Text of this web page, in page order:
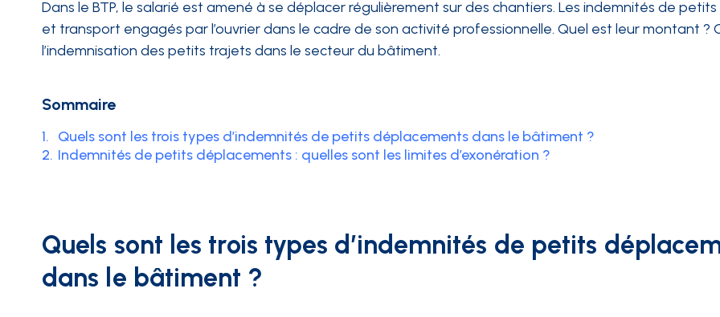
INTÉGRATIONS
Dans le BTP, le salarié est amené à se déplacer régulièrement sur des chantiers. Les indemnités de
et transport engagés par l’ouvrier dans le cadre de son activité professionnelle. Quel est leur montant
l’indemnisation des petits trajets dans le secteur du bâtiment.
Sommaire
1. Quels sont les trois types d’indemnités de petits déplacements dans le bâtiment ?
2. Indemnités de petits déplacements : quelles sont les limites d’exonération ?
Quels sont les trois types d’indemnités de petits
dans le bâtiment ?